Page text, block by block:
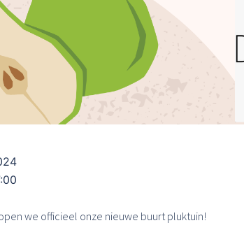
we officieel onze nieuwe buurt pluktuin!